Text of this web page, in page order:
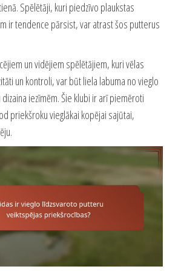
Spēlētāji, kuri piedzīvo plaukstas
ir tendence pārsist, var atrast šos putterus
un vidējiem spēlētājiem, kuri vēlas
un kontroli, var būt liela labuma no vieglo
iezīmēm. Šie klubi ir arī piemēroti
priekšroku vieglākai kopējai sajūtai,